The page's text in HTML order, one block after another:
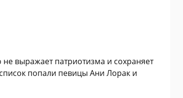
не выражает патриотизма и сохраняет
попали певицы Ани Лорак и